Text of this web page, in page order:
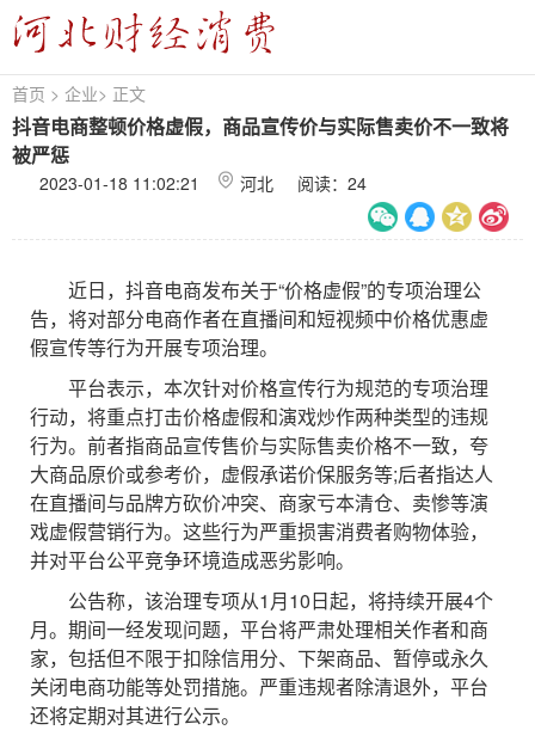
首页 > 企业> 正文
抖音电商整顿价格虚假，商品宣传价与实际售卖价不一致将
被严惩
2023-01-18 11:02:21 河北 阅读： 24
近日，抖音电商发布关于“价格虚假”的专项治理公
告，将对部分电商作者在直播间和短视频中价格优惠虚
假宣传等行为开展专项治理。
平台表示，本次针对价格宣传行为规范的专项治理
行动，将重点打击价格虚假和演戏炒作两种类型的违规
行为。前者指商品宣传售价与实际售卖价格不一致，夸
大商品原价或参考价，虚假承诺价保服务等;后者指达人
在直播间与品牌方砍价冲突、商家亏本清仓、卖惨等演
戏虚假营销行为。这些行为严重损害消费者购物体验，
并对平台公平竞争环境造成恶劣影响。
公告称，该治理专项从1月10日起，将持续开展4个
月。期间一经发现问题，平台将严肃处理相关作者和商
家，包括但不限于扣除信用分、下架商品、暂停或永久
关闭电商功能等处罚措施。严重违规者除清退外，平台
还将定期对其进行公示。